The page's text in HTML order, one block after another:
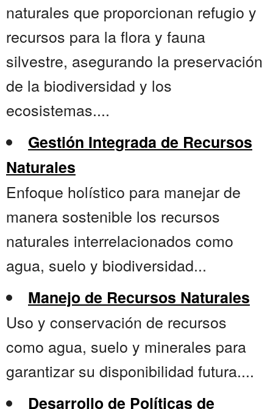
naturales que proporcionan refugio y
recursos para la flora y fauna
silvestre, asegurando la preservación
de la biodiversidad y los
ecosistemas....
Gestión Integrada de Recursos
Naturales
Enfoque holístico para manejar de
manera sostenible los recursos
naturales interrelacionados como
agua, suelo y biodiversidad...
Manejo de Recursos Naturales
Uso y conservación de recursos
como agua, suelo y minerales para
garantizar su disponibilidad futura....
Desarrollo de Políticas de